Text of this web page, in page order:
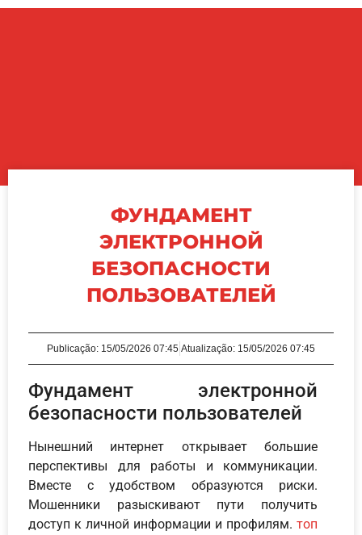
ФУНДАМЕНТ
ЭЛЕКТРОННОЙ
БЕЗОПАСНОСТИ
ПОЛЬЗОВАТЕЛЕЙ
Publicação: 15/05/2026 07:45 Atualização: 15/05/2026 07:45
Фундамент электронной
безопасности пользователей
Нынешний интернет открывает большие
перспективы для работы и коммуникации.
Вместе с удобством образуются риски.
Мошенники разыскивают пути получить
доступ к личной информации и профилям. топ